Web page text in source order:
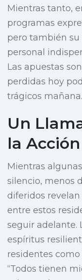
Mientras tanto,
programas
pero también
personal
Las apuestas
perdidas hoy
trágicos mañana.
Un
la Acción
Mientras
silencio, menos
diferidos
entre estos
seguir adelante.
espíritus
residentes
“Todos tienen